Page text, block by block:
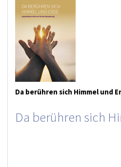
Da berühren sich Himmel und
Da berühren sich